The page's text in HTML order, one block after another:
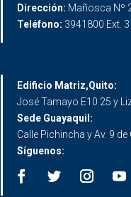
Dirección: Mañosca Nº
Teléfono: 3941800 Ext.
Edificio Matriz,Quito:
José Tamayo E10 25 y
Sede Guayaquil:
Calle Pichincha y Av. 9
Síguenos: